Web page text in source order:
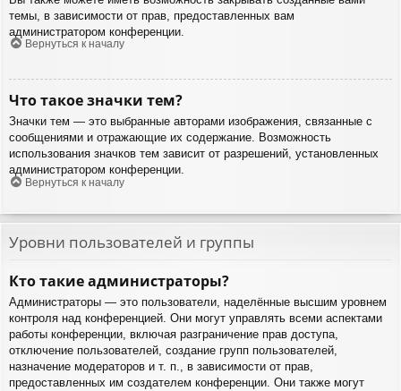
темы, в зависимости от прав, предоставленных вам
администратором конференции.
Вернуться к началу
Что такое значки тем?
Значки тем — это выбранные авторами изображения, связанные с
сообщениями и отражающие их содержание. Возможность
использования значков тем зависит от разрешений, установленных
администратором конференции.
Вернуться к началу
Уровни пользователей и группы
Кто такие администраторы?
Администраторы — это пользователи, наделённые высшим уровнем
контроля над конференцией. Они могут управлять всеми аспектами
работы конференции, включая разграничение прав доступа,
отключение пользователей, создание групп пользователей,
назначение модераторов и т. п., в зависимости от прав,
предоставленных им создателем конференции. Они также могут